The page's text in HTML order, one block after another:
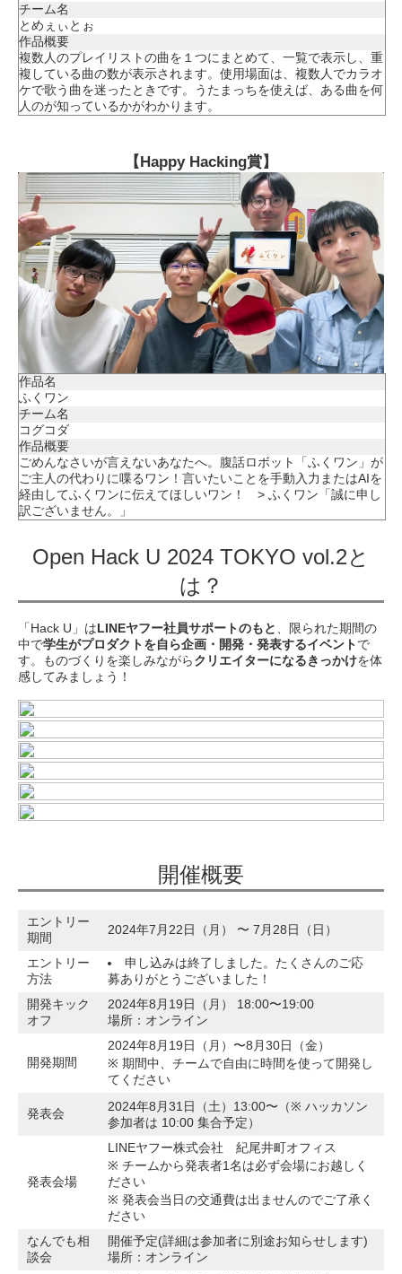
チーム名
とめぇぃとぉ
作品概要
複数人のプレイリストの曲を１つにまとめて、一覧で表示し、重
複している曲の数が表示されます。使用場面は、複数人でカラオ
ケで歌う曲を迷ったときです。うたまっちを使えば、ある曲を何
人のが知っているかがわかります。
【Happy Hacking賞】
作品名
ふくワン
チーム名
コグコダ
作品概要
ごめんなさいが言えないあなたへ。腹話ロボット「ふくワン」が
ご主人の代わりに喋るワン！言いたいことを手動入力またはAIを
経由してふくワンに伝えてほしいワン！ > ふくワン「誠に申し
訳ございません。」
Open Hack U 2024 TOKYO vol.2と
は？
「Hack U」はLINEヤフー社員サポートのもと、限られた期間の
中で学生がプロダクトを自ら企画・開発・発表するイベントで
す。ものづくりを楽しみながらクリエイターになるきっかけを体
感してみましょう！
開催概要
エントリー
期間
2024年7月22日（月） 〜 7月28日（日）
エントリー
方法
申し込みは終了しました。たくさんのご応
募ありがとうございました！
開発キック
オフ
2024年8月19日（月） 18:00〜19:00
場所：オンライン
開発期間
2024年8月19日（月）〜8月30日（金）
※ 期間中、チームで自由に時間を使って開発し
てください
発表会
2024年8月31日（土）13:00〜（※ ハッカソン
参加者は 10:00 集合予定）
発表会場
LINEヤフー株式会社 紀尾井町オフィス
※ チームから発表者1名は必ず会場にお越しく
ださい
※ 発表会当日の交通費は出ませんのでご了承く
ださい
なんでも相
談会
開催予定(詳細は参加者に別途お知らせします)
場所：オンライン